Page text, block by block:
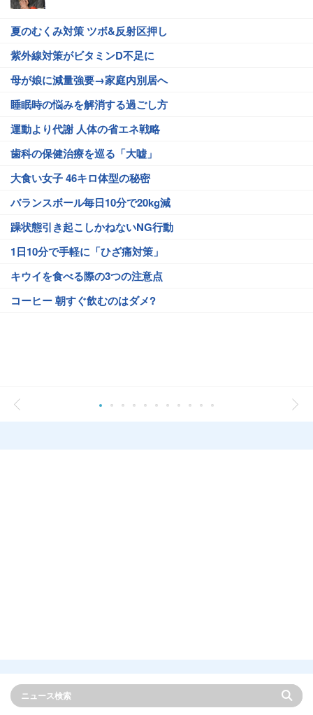
夏のむくみ対策 ツボ&反射区押し
紫外線対策がビタミンD不足に
母が娘に減量強要→家庭内別居へ
睡眠時の悩みを解消する過ごし方
運動より代謝 人体の省エネ戦略
歯科の保健治療を巡る「大嘘」
大食い女子 46キロ体型の秘密
バランスボール毎日10分で20kg減
躁状態引き起こしかねないNG行動
1日10分で手軽に「ひざ痛対策」
キウイを食べる際の3つの注意点
コーヒー 朝すぐ飲むのはダメ?